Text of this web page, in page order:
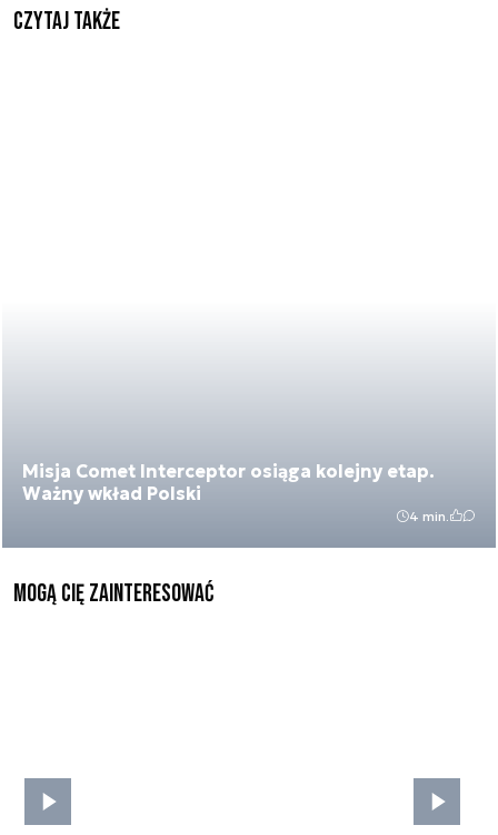
Czytaj także
Misja Comet Interceptor osiąga kolejny etap.
Ważny wkład Polski
4 min.
Mogą Cię zainteresować